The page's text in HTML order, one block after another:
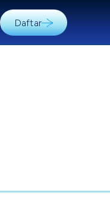
Daftar